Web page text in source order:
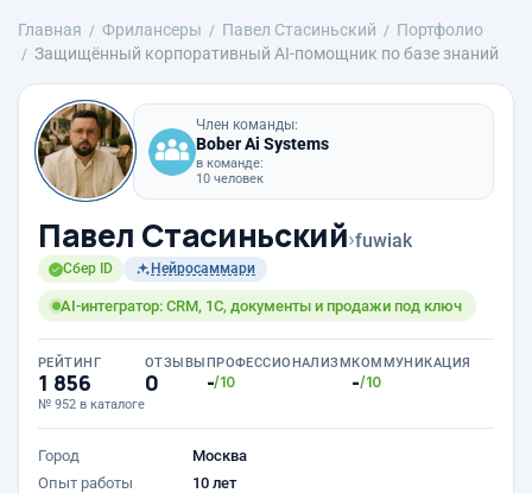
Главная Фрилансеры Павел Стасиньский
Портфолио
Защищённый корпоративный AI-помощник по базе знаний
Член команды:
Bober Ai Systems
в команде:
10 человек
Павел Стасиньский›fuwiak
Сбер ID Нейросаммари
AI-интегратор: CRM, 1С, документы и продажи под ключ
РЕЙТИНГ
1 856
№ 952 в каталоге
ОТЗЫВЫ
0
ПРОФЕССИОНАЛИЗМ
-/10
КОММУНИКАЦИЯ
-/10
Город
Москва
Опыт работы
10 лет